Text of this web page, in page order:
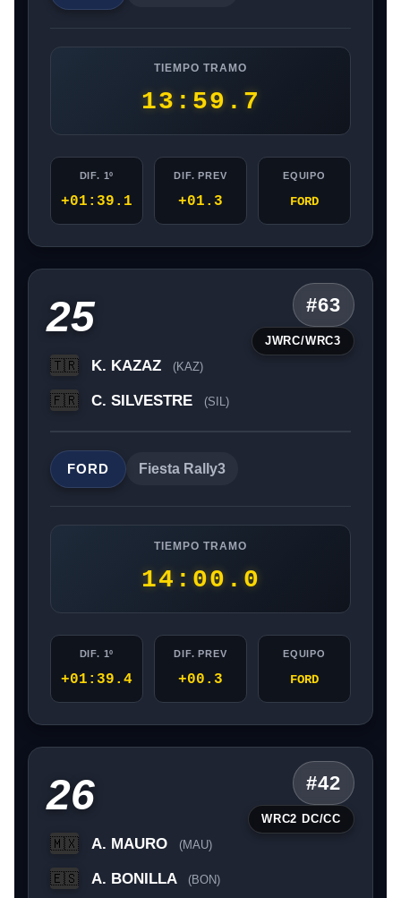
TIEMPO TRAMO
13:59.7
DIF. 1º
+01:39.1
DIF. PREV
+01.3
EQUIPO
FORD
25 #63
JWRC/WRC3
🇹🇷 K. KAZAZ (KAZ)
🇫🇷 C. SILVESTRE (SIL)
FORD Fiesta Rally3
TIEMPO TRAMO
14:00.0
DIF. 1º
+01:39.4
DIF. PREV
+00.3
EQUIPO
FORD
26 #42
WRC2 DC/CC
🇲🇽 A. MAURO (MAU)
🇪🇸 A. BONILLA (BON)